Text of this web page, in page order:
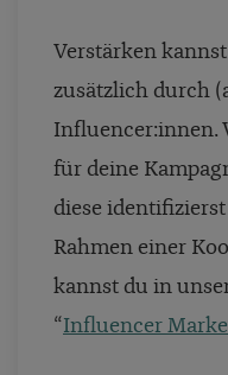
Verstärken
zusätzlich durch
Influencer:innen.
für deine
diese
Rahmen einer
kannst du in
“Influencer